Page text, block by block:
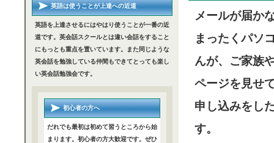
メールが届か
まったくパソ
んが、ご家族
ページを見せ
申し込みをし
す。
英語は使うことが上達への近道
英語を上達させるにはやはり使うことが一番の近
道です。英会話スクールとは違い会話をすること
にもっとも重点を置いています。また同じような
英会話を勉強している仲間もできてとっても楽し
い英会話勉強会です。
初心者の方へ
だれでも最初は初めて習うところから始
まります。初心者の方大歓迎です。ぜひ